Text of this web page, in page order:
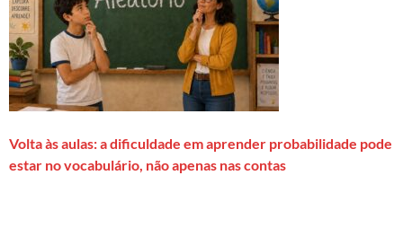
Volta às aulas: a dificuldade em aprender probabilidade pode
estar no vocabulário, não apenas nas contas